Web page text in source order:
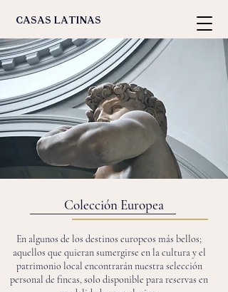
casas latinas
Colección Europea
En algunos de los destinos europeos más bellos;
aquellos que quieran sumergirse en la cultura y el
patrimonio local encontrarán nuestra selección
personal de fincas, solo disponible para reservas en